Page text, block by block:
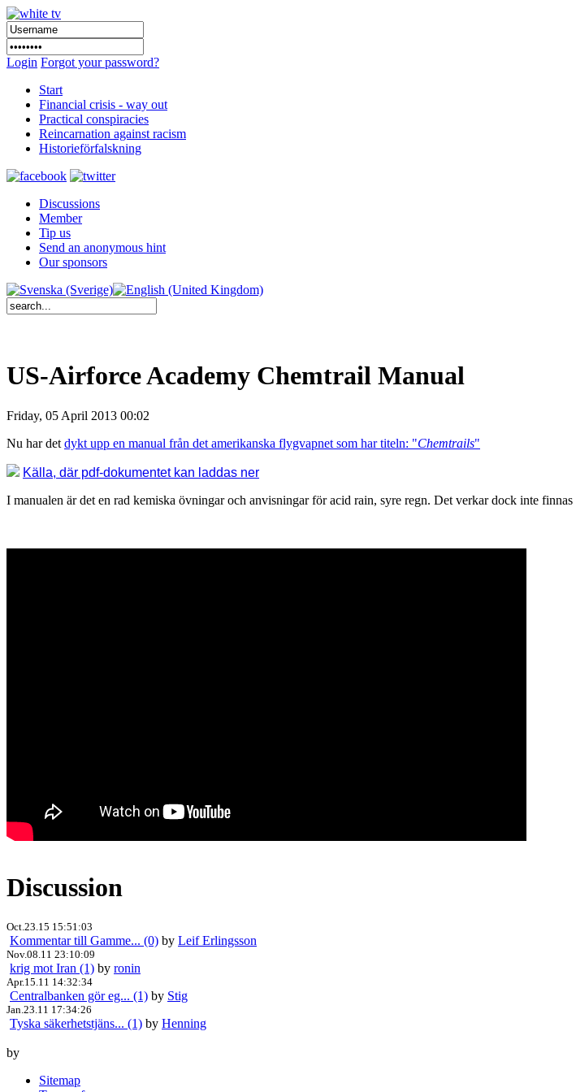
Login Forgot your password?
Start
Financial crisis - way out
Practical conspiracies
Reincarnation against racism
Historieförfalskning
Discussions
Member
Tip us
Send an anonymous hint
Our sponsors
US-Airforce Academy Chemtrail Manual
Friday, 05 April 2013 00:02
Nu har det dykt upp en manual från det amerikanska flygvapnet som har titeln: "Chemtrails"
Källa, där pdf-dokumentet kan laddas ner
I manualen är det en rad kemiska övningar och anvisningar för acid rain, syre regn. Det verkar dock inte
Discussion
Oct.23.15 15:51:03
Kommentar till Gamme... (0) by Leif Erlingsson
Nov.08.11 23:10:09
krig mot Iran (1) by ronin
Apr.15.11 14:32:34
Centralbanken gör eg... (1) by Stig
Jan.23.11 17:34:26
Tyska säkerhetstjäns... (1) by Henning
by
Sitemap